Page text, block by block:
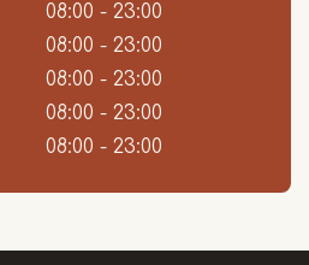
08:00 - 23:00
08:00 - 23:00
08:00 - 23:00
08:00 - 23:00
08:00 - 23:00